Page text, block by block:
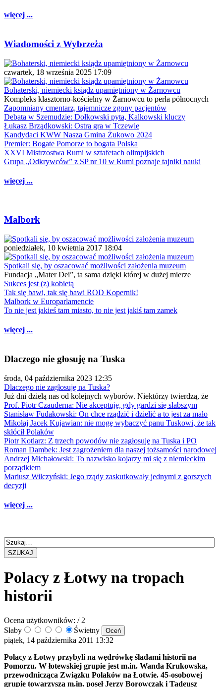
więcej ...
Wiadomości z Wybrzeża
czwartek, 18 września 2025 17:09
Bohaterski, niemiecki ksiądz upamiętniony w Żarnowcu
Kompleks klasztorno-kościelny w Żarnowcu to perła północnych
Zapomniany cmentarz, tajemnicze zgony pacjentów
Debata w Szemudzie: Dołkowski pyta, Kalkowski kluczy
Łukasz Brządkowski: Ostra gra w Tczewie
Kandydaci KWW Nasza Gmina Żukowo 2024
Premier: Bogate Pomorze to bogata Polska
XXVI Mistrzostwa Rumi w sztafetach olimpijskich
Grupa „Odkrywców” z SP nr 10 w Rumi poznaje tajniki nauki
więcej ...
Malbork
poniedziałek, 10 kwietnia 2017 18:04
Spotkali się, by oszacować możliwości założenia muzeum
Fundacja „Mater Dei”, ta sama dzięki której w dużej mierze
Sukces jest (z) kobietą
Tak się bawi, tak się bawi ROD Kopernik!
Malbork w Europarlamencie
To nie jest jakieś tam miasto, to nie jest jakiś tam zamek
więcej ...
Dlaczego nie głosuję na Tuska
środa, 04 października 2023 12:35
Dlaczego nie zagłosuję na Tuska?
Już dni dzielą nas od kolejnych wyborów. Niektórzy twierdzą, że
Prof. Piotr Czauderna: Nie akceptuję, gdy gardzi się słabszym
Stanisław Fudakowski: On chce rządzić i dzielić a to jest za mało
Mikołaj Jacek Kujawian: nie mogę wybaczyć panu Tuskowi, że tak
skłócił Polaków
Piotr Kotlarz: Z trzech powodów nie zagłosuję na Tuska i PO
Roman Dambek: Jest zagrożeniem dla naszej tożsamości narodowej
Andrzej Michałowski: To nazwisko kojarzy mi się z niemieckim
porządkiem
Mariusz Wilczyński: Jego rządy zaskutkowały jednymi z gorszych
decyzji
więcej ...
SZUKAJ
Polacy z Łotwy na tropach
historii
Ocena użytkowników: / 2
Słaby
Świetny
piątek, 14 października 2011 13:32
Polacy z Łotwy przybyli na wędrówkę śladami historii na
Pomorzu. W łotewskiej grupie jest m.in. Wanda Krukowska,
przewodnicząca Związku Polaków na Łotwie. 45-osobowej
grupie towarzyszą m.in. poseł Jerzy Borowczak i Tadeusz